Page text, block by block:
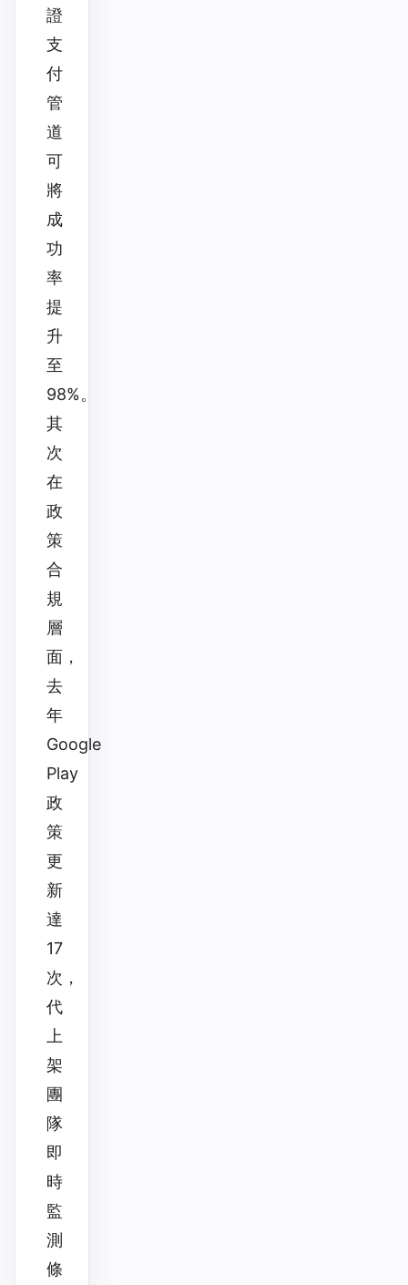
證
支
付
管
道
可
將
成
功
率
提
升
至
98%。
其
次
在
政
策
合
規
層
面，
去
年
Google
Play
政
策
更
新
達
17
次，
代
上
架
團
隊
即
時
監
測
條